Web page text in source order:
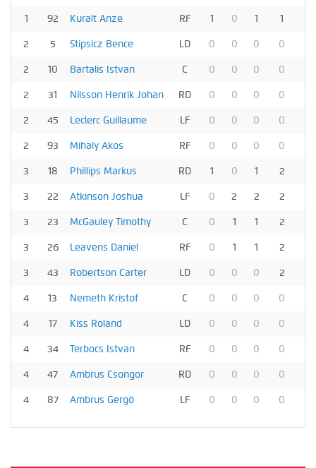
1 92 Kuralt Anze RF 1 0 1 1
2 5 Stipsicz Bence LD 0 0 0 0
2 10 Bartalis Istvan C 0 0 0 0
2 31 Nilsson Henrik Johan RD 0 0 0 0
2 45 Leclerc Guillaume LF 0 0 0 0
2 93 Mihaly Akos RF 0 0 0 0
3 18 Phillips Markus RD 1 0 1 2
3 22 Atkinson Joshua LF 0 2 2 2
3 23 McGauley Timothy C 0 1 1 2
3 26 Leavens Daniel RF 0 1 1 2
3 43 Robertson Carter LD 0 0 0 2
4 13 Nemeth Kristof C 0 0 0 0
4 17 Kiss Roland LD 0 0 0 0
4 34 Terbocs Istvan RF 0 0 0 0
4 47 Ambrus Csongor RD 0 0 0 0
4 87 Ambrus Gergö LF 0 0 0 0